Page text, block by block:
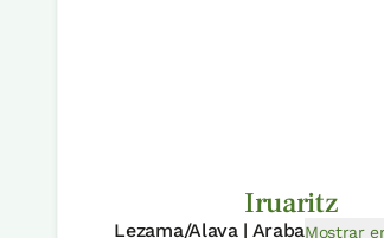
Iruaritz
Lezama/Alava | ArabaMostrar